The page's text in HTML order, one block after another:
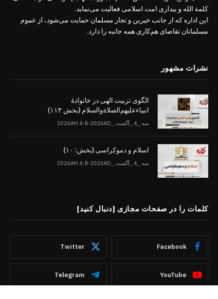
کلمة الله و بیداری امت اسلامی فعالیت می‌نماید.
این اداره که از جانب خیرین و تجار مسلمان حمایت می‌شود، از عموم
مسلمانان تقاضای هم‌کاری همه جانبه را دارد.
نشرات مشهور
الگوی تربیت الهی در خانوادۀ
انبیاءعلیهم‌الصلاةو‌السلام (بخش ۱۱۳)
سه _4 _آگست _2026AH 4-8-2026AD
اسلام و دموکراسی (بخش: ۱۰)
سه _4 _آگست _2026AH 4-8-2026AD
کلمات را در صفحات مجازی [دنبال کنید]
Facebook
Twitter
YouTube
Telegram